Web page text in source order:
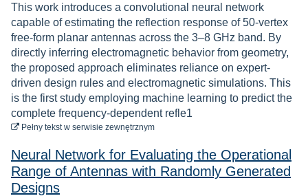
This work introduces a convolutional neural network
capable of estimating the reflection response of 50-vertex
free-form planar antennas across the 3–8 GHz band. By
directly inferring electromagnetic behavior from geometry,
the proposed approach eliminates reliance on expert-
driven design rules and electromagnetic simulations. This
is the first study employing machine learning to predict the
complete frequency-dependent refle1
Pełny tekst do pobrania
w serwisie zewnętrznym
Neural Network for Evaluating the Operational
Range of Antennas with Randomly Generated
Designs